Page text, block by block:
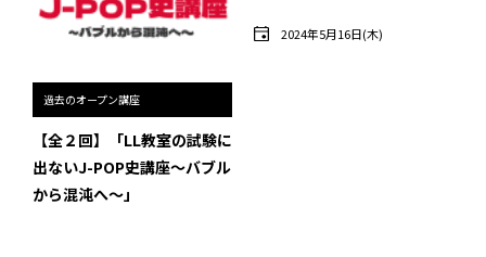
講座レポート
未分類
近日開催のイベント・オープン講座・展覧会
過去のオープン講座
【全２回】「LL教室の試験に
出ないJ-POP史講座～バブル
から混沌へ～」
2024年5月16日(木)